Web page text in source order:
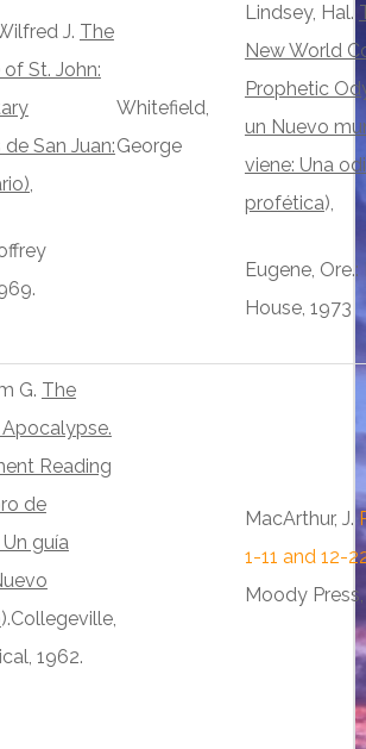
J. The
St. John:
San Juan:
Whitefield,
George
Lindsey, Hal.
New World
Prophetic
un Nuevo
viene: Una
profética),
Eugene,
House, 1973
G. The
Reading
de
guía
).Collegeville,
1962.
MacArthur, J.
1-11 and 12-
Moody